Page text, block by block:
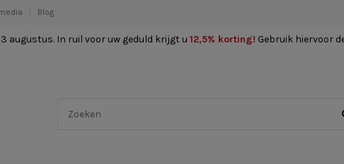
Blog
augustus. In ruil voor uw geduld krijgt u 12,5% korting! Gebruik hiervoor